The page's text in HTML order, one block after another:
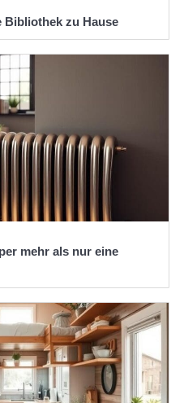
Bibliothek zu Hause
mehr als nur eine